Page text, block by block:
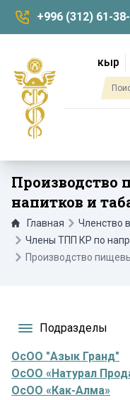
+996 (312) 61-
кыр
Производство
напитков и
Главная
Членство
Члены ТПП КР по
Производство
Подразделы
ОсОО "Азык Гранд"
ОсОО «Натурал
ОсОО «Как-Алма»